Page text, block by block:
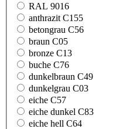
RAL 9016
anthrazit C155
betongrau C56
braun C05
bronze C13
buche C76
dunkelbraun C49
dunkelgrau C03
eiche C57
eiche dunkel C83
eiche hell C64